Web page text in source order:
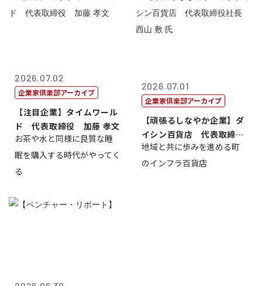
2026.07.02
企業家倶楽部アーカイブ
【注目企業】タイムワール
ド 代表取締役 加藤 孝文
お茶や水と同様に良質な睡
眠を購入する時代がやってく
る
2026.07.01
企業家倶楽部アーカイブ
【頑張るしなやか企業】ダ
イシン百貨店 代表取締役
社長 西山 ...
地域と共に歩みを進める町
のインフラ百貨店